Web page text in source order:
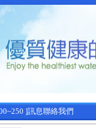
]訊息聯絡我們